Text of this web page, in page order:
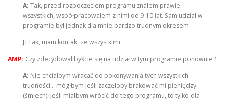
A: Tak, przed rozpoczęciem programu znałem prawie
wszystkich, współpracowałem z nimi od 9-10 lat. Sam udział w
programie był jednak dla mnie bardzo trudnym okresem.
J: Tak, mam kontakt ze wszystkimi.
AMP: Czy zdecydowalibyście się na udział w tym programie ponownie?
A: Nie chciałbym wracać do pokonywania tych wszystkich
trudności… mógłbym jeśli zaczęłoby brakować mi pieniędzy
(śmiech). Jeśli miałbym wrócić do tego programu, to tylko dla